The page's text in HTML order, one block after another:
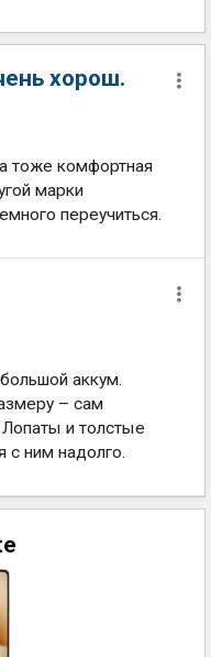
хорош.
тоже комфортная
марки
переучиться.
аккум.
– сам
и толстые
с ним надолго.